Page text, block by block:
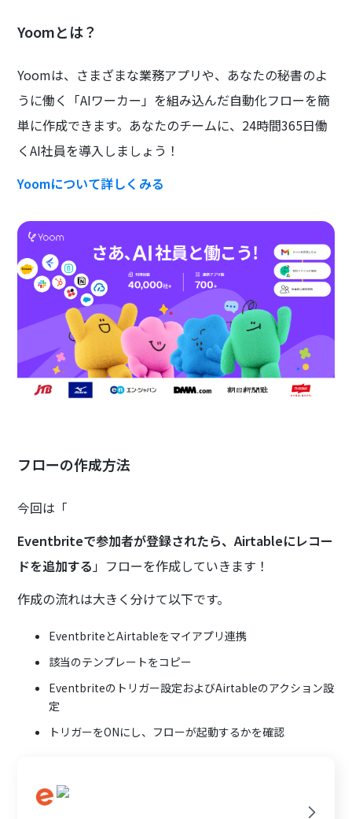
Yoomとは？
Yoomは、さまざまな業務アプリや、あなたの秘書のよ
うに働く「AIワーカー」を組み込んだ自動化フローを簡
単に作成できます。あなたのチームに、24時間365日働
くAI社員を導入しましょう！
Yoomについて詳しくみる
フローの作成方法
今回は「
Eventbriteで参加者が登録されたら、Airtableにレコー
ドを追加する 」フローを作成していきます！
作成の流れは大きく分けて以下です。
EventbriteとAirtableをマイアプリ連携
該当のテンプレートをコピー
Eventbriteのトリガー設定およびAirtableのアクション設
定
トリガーをONにし、フローが起動するかを確認